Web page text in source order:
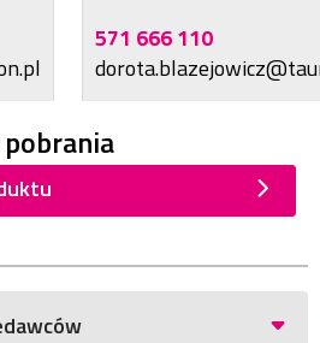
571 666 110